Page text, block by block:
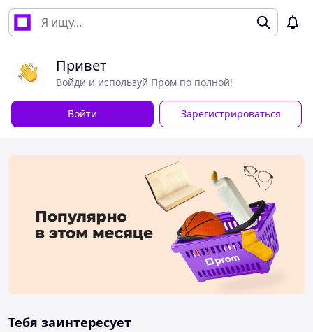
Привет
Войди и используй Пром по полной!
Войти Зарегистрироваться
Тебя заинтересует